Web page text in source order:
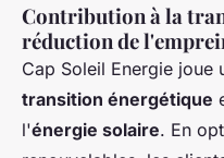
Contribution à la
réduction de
Cap Soleil Energie joue
transition énergétique
l'énergie solaire. En